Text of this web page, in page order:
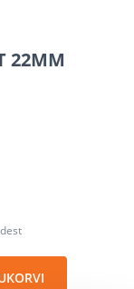
22MM